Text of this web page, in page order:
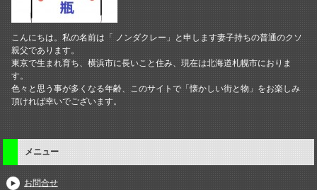
こんにちは。私の名前は「 ノンダクレー」と申します妻子持ちの普通のクソ
親父であります。
東京で生まれ育ち、横浜市に長いこと住み、現在は北海道札幌市におりま
す。
色々と思う事が多くなる年齢、このサイトで「懐かしい街と物」をお楽しみ
頂ければ幸いでございます。
メニュー
お問合せ